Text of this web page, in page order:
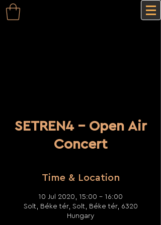
SETREN4 - Open Air
Concert
Time & Location
10 Jul 2020, 15:00 – 16:00
Solt, Béke tér, Solt, Béke tér, 6320
Hungary